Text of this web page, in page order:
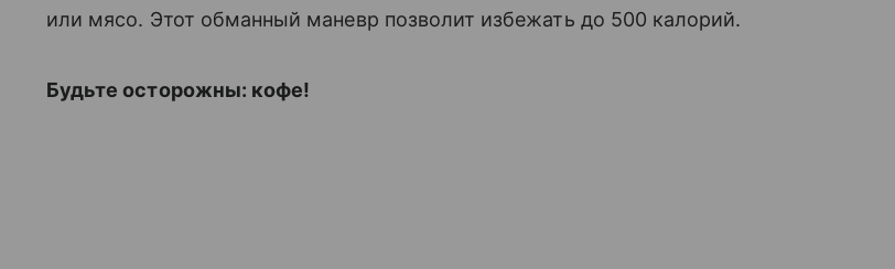
или мясо. Этот обманный маневр позволит избежать до 500 калорий.
Будьте осторожны: кофе!